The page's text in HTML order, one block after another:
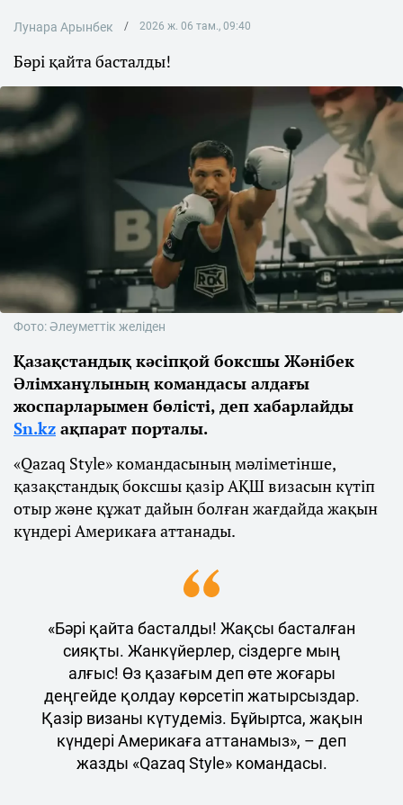
Лунара Арынбек 2026 ж. 06 там., 09:40
Бәрі қайта басталды!
Фото: Әлеуметтік желіден
Қазақстандық кәсіпқой боксшы Жәнібек
Әлімханұлының командасы алдағы
жоспарларымен бөлісті, деп хабарлайды
Sn.kz ақпарат порталы.
«Qazaq Style» командасының мәліметінше,
қазақстандық боксшы қазір АҚШ визасын күтіп
отыр және құжат дайын болған жағдайда жақын
күндері Америкаға аттанады.
«Бәрі қайта басталды! Жақсы басталған
сияқты. Жанкүйерлер, сіздерге мың
алғыс! Өз қазағым деп өте жоғары
деңгейде қолдау көрсетіп жатырсыздар.
Қазір визаны күтудеміз. Бұйыртса, жақын
күндері Америкаға аттанамыз», – деп
жазды «Qazaq Style» командасы.